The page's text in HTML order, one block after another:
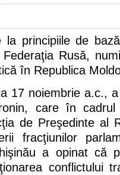
la principiile de
Rusă,
în Republica
17 noiembrie a.c.,
care în
de Preşedinte al
fracţiunilor
a opinat că
conflictului